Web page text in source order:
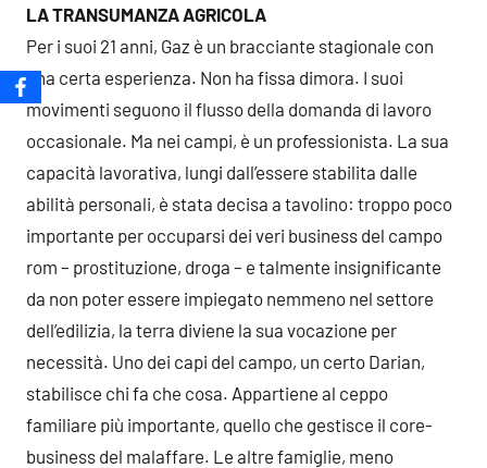
LA TRANSUMANZA AGRICOLA
Per i suoi 21 anni, Gaz è un bracciante stagionale con
una certa esperienza. Non ha fissa dimora. I suoi
movimenti seguono il flusso della domanda di lavoro
occasionale. Ma nei campi, è un professionista. La sua
capacità lavorativa, lungi dall’essere stabilita dalle
abilità personali, è stata decisa a tavolino: troppo poco
importante per occuparsi dei veri business del campo
rom – prostituzione, droga – e talmente insignificante
da non poter essere impiegato nemmeno nel settore
dell’edilizia, la terra diviene la sua vocazione per
necessità. Uno dei capi del campo, un certo Darian,
stabilisce chi fa che cosa. Appartiene al ceppo
familiare più importante, quello che gestisce il core-
business del malaffare. Le altre famiglie, meno